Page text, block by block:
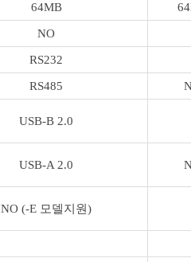
64MB
NO
RS232
RS485
USB-B 2.0
USB-A 2.0
NO (-E 모델지원)